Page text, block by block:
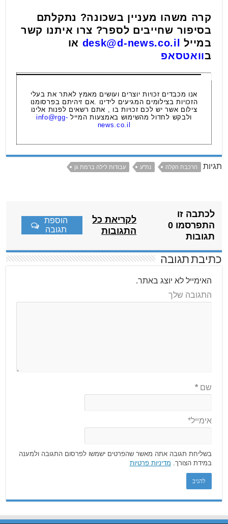
קרה משהו מעניין בשכונה? נתקלתם
בסיפור שחייבים לספר? צרו איתנו קשר
במייל
desk@d-news.co.il או
בוואטסאפ
אנו מכבדים זכויות יוצרים ועושים מאמץ לאתר את בעלי
הזכויות בצילומים המגיעים לידינו .אם זיהיתם בפרסומנו
צילום אשר יש לכם זכויות בו , אתם רשאים לפנות אלינו
ולבקש לחדול מהשימוש באמצעות המייל info@rgg-
news.co.il
תגיות הרכבת הקלה נת"ע עבודות לילה ברמת גן
לכתבה זו
התפרסמו 0
תגובות
לקריאת כל
התגובות
הוספת
תגובה
כתיבת תגובה
האימייל לא יוצג באתר.
התגובה שלך
שם*
אימייל*
בשליחת תגובה אתה מאשר שהפרטים ישמשו לפרסום התגובה ולמענה
במידת הצורך. מדיניות פרטיות